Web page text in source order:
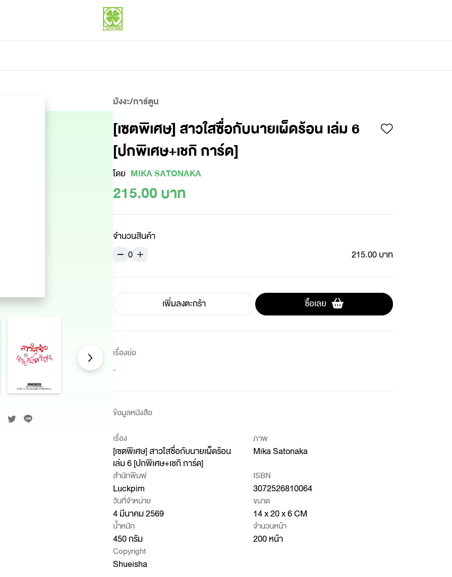
เข้าสู่ระบบ/สมัครสมาชิก
มังงะ/การ์ตูน
[เซตพิเศษ] สาวใสซื่อกับนายเผ็ดร้อน เล่ม 6
[ปกพิเศษ+เชกิ การ์ด]
โดย MIKA SATONAKA
215.00 บาท
จำนวนสินค้า
0
215.00 บาท
เพิ่มลงตะกร้า ซื้อเลย
เรื่องย่อ
-
ข้อมูลหนังสือ
เรื่อง
[เซตพิเศษ] สาวใสซื่อกับนายเผ็ดร้อน
เล่ม 6 [ปกพิเศษ+เชกิ การ์ด]
ภาพ
Mika Satonaka
สำนักพิมพ์
Luckpim
ISBN
3072526810064
วันที่จำหน่าย
4 มีนาคม 2569
ขนาด
14 x 20 x 6 CM
น้ำหนัก
450 กรัม
จำนวนหน้า
200 หน้า
Copyright
Shueisha